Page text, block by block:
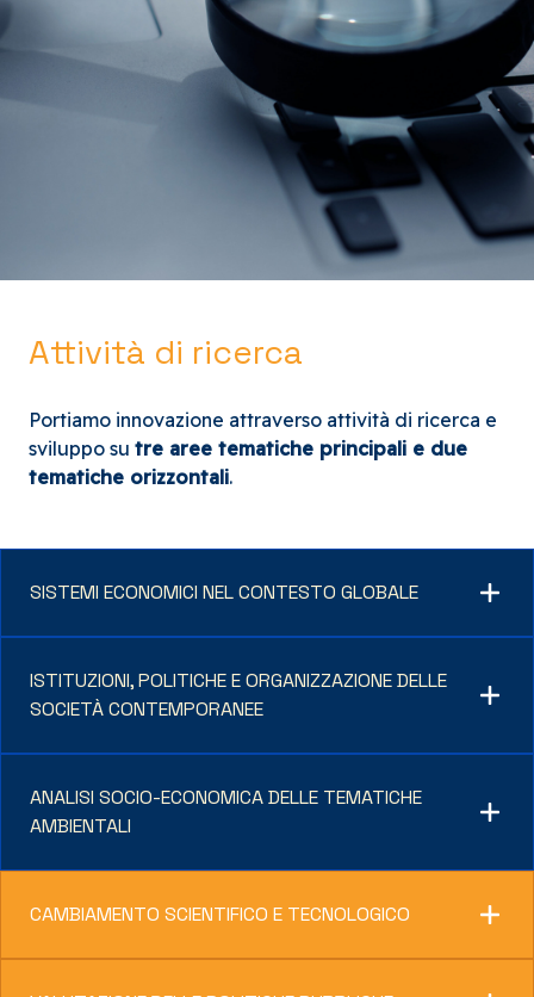
Attività di ricerca
Portiamo innovazione attraverso attività di ricerca e
sviluppo su tre aree tematiche principali e due
tematiche orizzontali.
SISTEMI ECONOMICI NEL CONTESTO GLOBALE
Crescita sostenibile dei territori
delle filiere produttive
ISTITUZIONI, POLITICHE E ORGANIZZAZIONE DELLE
SOCIETÀ CONTEMPORANEE
Innovazione e sostenibilità sociale nel lavoro, nella
salute e nelle organizzazioni
Politiche dell'università e della ricerca
ANALISI SOCIO-ECONOMICA DELLE TEMATICHE
AMBIENTALI
Decarbonizzazione, green economy ed economia
CAMBIAMENTO SCIENTIFICO E TECNOLOGICO